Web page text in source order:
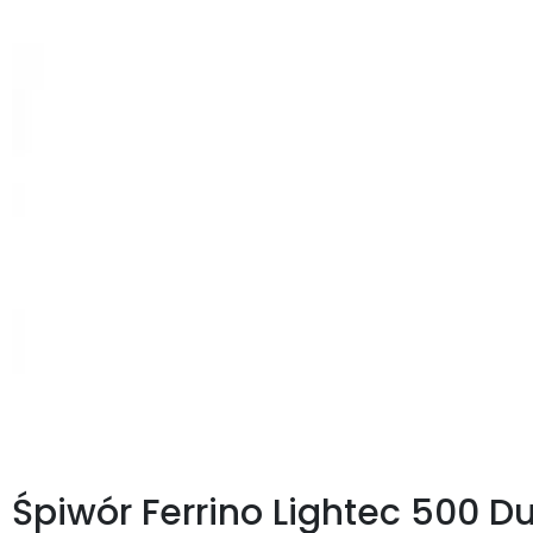
Śpiwór Ferrino Lightec 500